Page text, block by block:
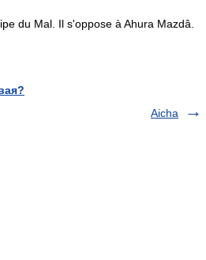
du Mal. Il s'oppose à Ahura Mazdâ.
Aicha